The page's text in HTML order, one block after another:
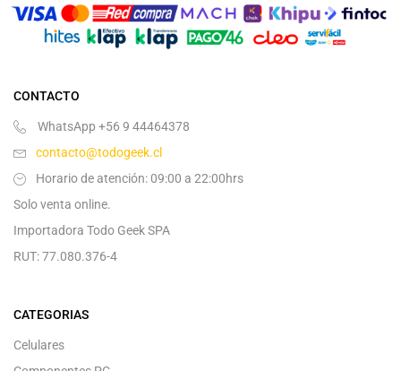
CONTACTO
WhatsApp +56 9 44464378
contacto@todogeek.cl
Horario de atención: 09:00 a 22:00hrs
Solo venta online.
Importadora Todo Geek SPA
RUT: 77.080.376-4
CATEGORIAS
Celulares